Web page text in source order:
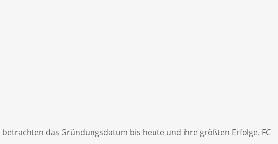
das Gründungsdatum bis heute und ihre größten Erfolge. FC